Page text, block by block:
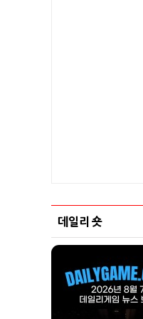
데일리 숏